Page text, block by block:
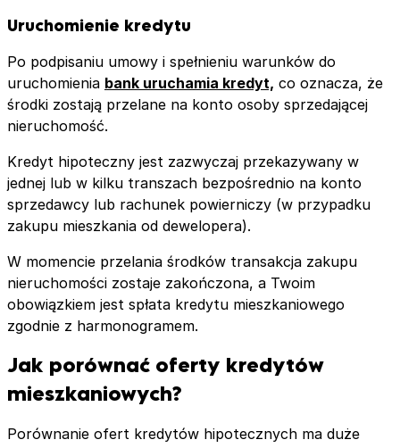
Uruchomienie kredytu
Po podpisaniu umowy i spełnieniu warunków do
uruchomienia bank uruchamia kredyt, co oznacza, że
środki zostają przelane na konto osoby sprzedającej
nieruchomość.
Kredyt hipoteczny jest zazwyczaj przekazywany w
jednej lub w kilku transzach bezpośrednio na konto
sprzedawcy lub rachunek powierniczy (w przypadku
zakupu mieszkania od dewelopera).
W momencie przelania środków transakcja zakupu
nieruchomości zostaje zakończona, a Twoim
obowiązkiem jest spłata kredytu mieszkaniowego
zgodnie z harmonogramem.
Jak porównać oferty kredytów
mieszkaniowych?
Porównanie ofert kredytów hipotecznych ma duże